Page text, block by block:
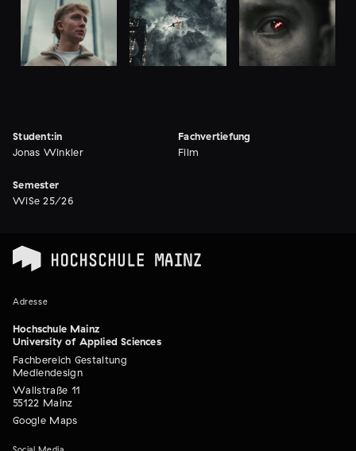
Student:in
Jonas Winkler
Fachvertiefung
Film
Semester
WiSe 25/26
Adresse
Hochschule Mainz
University of Applied Sciences
Fachbereich Gestaltung
Mediendesign
Wallstraße 11
55122 Mainz
Google Maps